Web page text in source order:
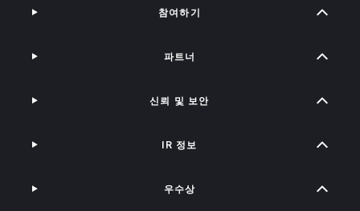
참여하기
파트너
신뢰 및 보안
IR 정보
우수상